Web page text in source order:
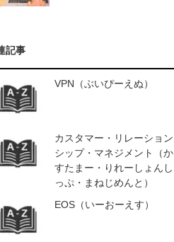
記事
VPN（ぶいぴーえぬ）
カスタマー・リレーション
シップ・マネジメント（か
すたまー・りれーしょんし
っぷ・まねじめんと）
EOS（いーおーえす）